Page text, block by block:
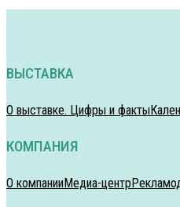
ВЫСТАВКА
О выставке. Цифры и факты
КОМПАНИЯ
О компанииМедиа-центр